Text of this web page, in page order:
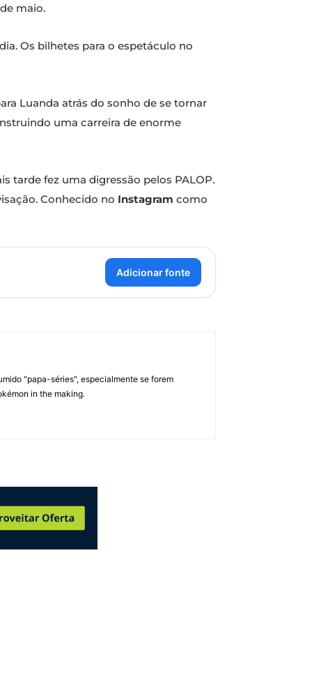
maio.
Os bilhetes para o espetáculo no
Luanda atrás do sonho de se tornar
uma carreira de enorme
tarde fez uma digressão pelos PALOP.
Conhecido no Instagram como
Adicionar fonte
"papa-séries", especialmente se forem
in the making.